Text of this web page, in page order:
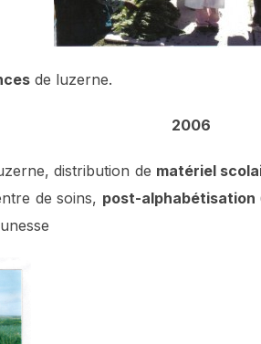
de luzerne.
2006
distribution de matériel
de soins, post-alphabétisation